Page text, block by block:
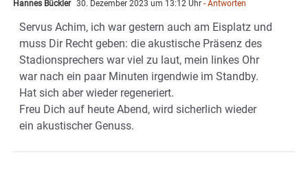
Hannes Bückler 30. Dezember 2023 um 13:12 Uhr - Antworten
Servus Achim, ich war gestern auch am Eisplatz und
muss Dir Recht geben: die akustische Präsenz des
Stadionsprechers war viel zu laut, mein linkes Ohr
war nach ein paar Minuten irgendwie im Standby.
Hat sich aber wieder regeneriert.
Freu Dich auf heute Abend, wird sicherlich wieder
ein akustischer Genuss.